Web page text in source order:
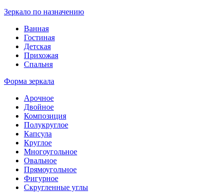
Зеркало по назначению
Ванная
Гостиная
Детская
Прихожая
Спальня
Форма зеркала
Арочное
Двойное
Композиция
Полукруглое
Капсула
Круглое
Многоугольное
Овальное
Прямоугольное
Фигурное
Скругленные углы